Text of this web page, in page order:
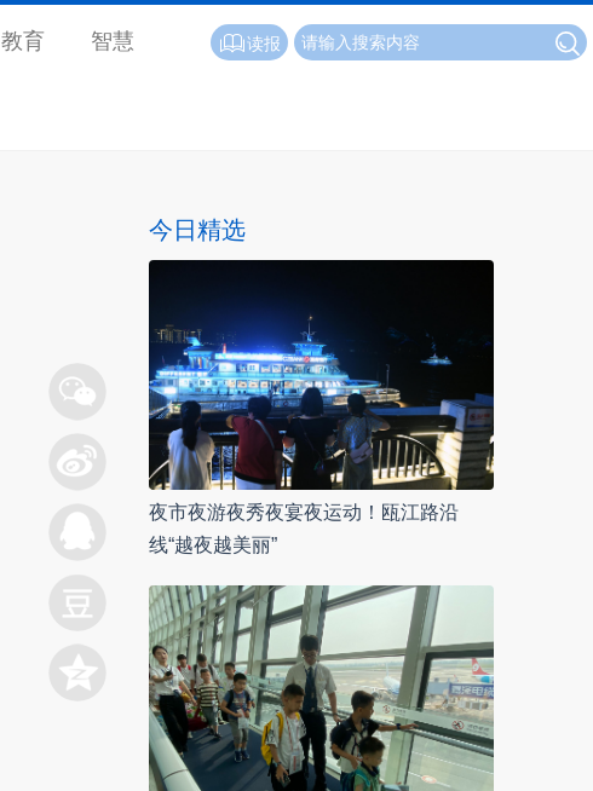
教育 智慧 读报
今日精选
夜市夜游夜秀夜宴夜运动！瓯江路沿
线“越夜越美丽”